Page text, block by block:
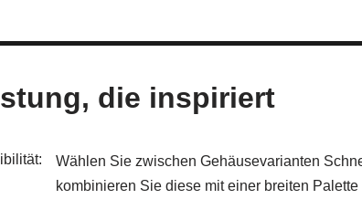
die inspiriert
Wählen Sie zwischen Gehäusevarianten
kombinieren Sie diese mit einer breiten